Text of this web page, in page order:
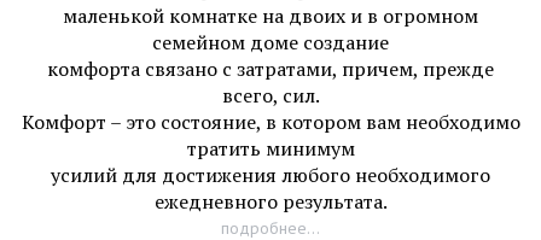
маленькой комнатке на двоих и в огромном
семейном доме создание
комфорта связано с затратами, причем, прежде
всего, сил.
Комфорт – это состояние, в котором вам необходимо
тратить минимум
усилий для достижения любого необходимого
ежедневного результата.
подробнее...